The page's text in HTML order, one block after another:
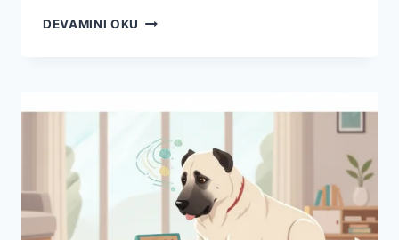
DEVAMINI OKU ANATOLION
BECERILERINI